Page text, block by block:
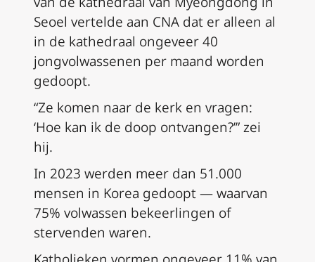
Seoel vertelde aan CNA dat er alleen al
in de kathedraal ongeveer 40
jongvolwassenen per maand worden
gedoopt.
“Ze komen naar de kerk en vragen:
‘Hoe kan ik de doop ontvangen?’” zei
hij.
In 2023 werden meer dan 51.000
mensen in Korea gedoopt — waarvan
75% volwassen bekeerlingen of
stervenden waren.